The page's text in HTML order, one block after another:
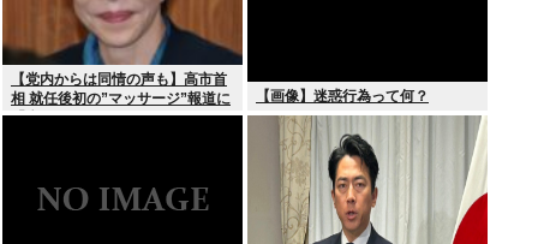
【党内からは同情の声も】高市首
相 就任後初の”マッサージ”報道に
「疲れてるアピ？」とSNSでは一
【画像】迷惑行為って何？